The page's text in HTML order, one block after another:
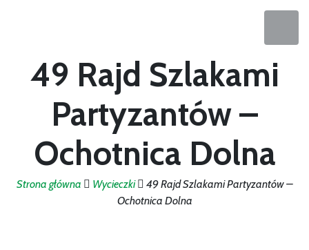
49 Rajd Szlakami
Partyzantów –
Ochotnica Dolna
Strona główna Wycieczki
49 Rajd Szlakami Partyzantów –
Ochotnica Dolna